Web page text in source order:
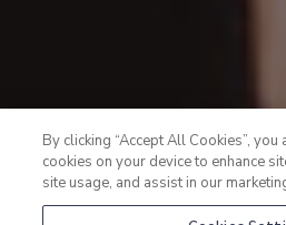
By clicking “Accept All Cookies”,
cookies on your device to enhance
site usage, and assist in our